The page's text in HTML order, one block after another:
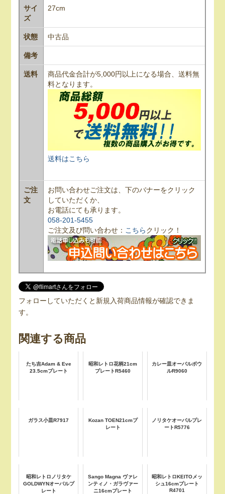
サイ
ズ
27cm
状態 中古品
備考
送料
商品代金合計が5,000円以上になる場合、送料無
料となります。
送料はこちら
ご注
文
お問い合わせご注文は、下のバナーをクリック
していただくか、
お電話にても承ります。
058-201-5455
ご注文及び問い合わせ： こちらクリック！
フォローしていただくと新規入荷商品情報が確認できま
す。
関連する商品
たち吉Adam & Eve
23.5cmプレート
昭和レトロ花柄21cm
プレートR5460
カレー皿オーバルボウ
ルR9060
ガラス小皿R7917
Kozan TOEN21cmプ
レート
ノリタケオーバルプレ
ートR5776
昭和レトロノリタケ
GOLDWYNオーバルプ
レート
Sango Magna ヴァレ
ンティノ・ガラヴァー
ニ16cmプレート
昭和レトロKEITOメッ
シュ16cmプレート
R4701